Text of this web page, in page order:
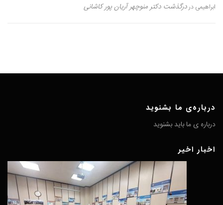
ابراهیمی در درگذشت دکتر منوچهر آریان پور کاشانی
درباره‌ی ما بشنوید
درباره ی ما باید بشنوید
اخبار اخیر